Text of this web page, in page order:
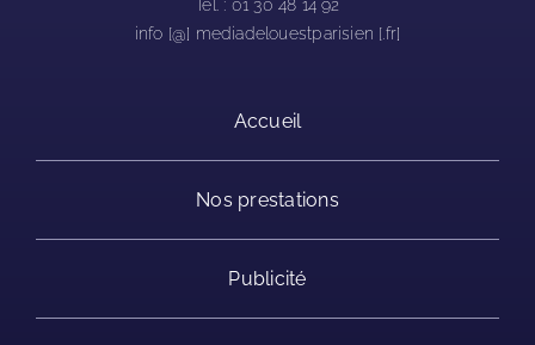
Tél. : 01 30 48 14 92
info [@] mediadelouestparisien [.fr]
Accueil
Nos prestations
Publicité